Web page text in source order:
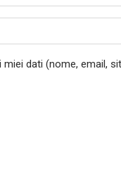
dati (nome, email,